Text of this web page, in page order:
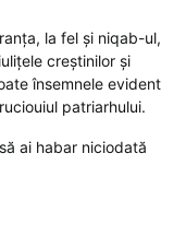
la fel și niqab-ul,
creștinilor și
însemnele evident
patriarhului.
ai habar niciodată